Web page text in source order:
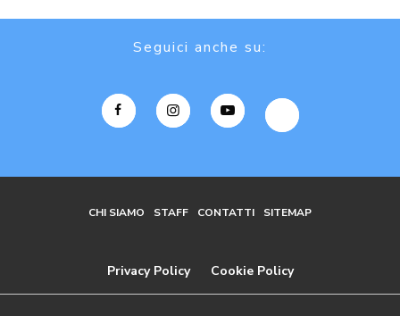
Seguici anche su:
CHI SIAMO STAFF CONTATTI SITEMAP
Privacy Policy Cookie Policy